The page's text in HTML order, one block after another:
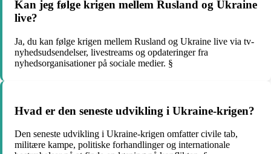
Kan jeg følge krigen mellem Rusland og Ukraine
live?
Ja, du kan følge krigen mellem Rusland og Ukraine live via tv-
nyhedsudsendelser, livestreams og opdateringer fra
nyhedsorganisationer på sociale medier. §
Hvad er den seneste udvikling i Ukraine-krigen?
Den seneste udvikling i Ukraine-krigen omfatter civile tab,
militære kampe, politiske forhandlinger og internationale